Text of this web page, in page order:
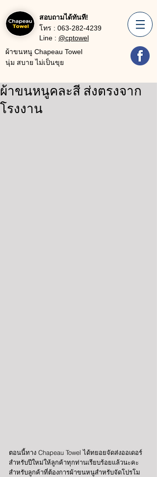
สอบถามได้ทันที!
โทร : 063-282-4239
Line : @cptowel
ผ้าขนหนู Chapeau Towel
นุ่ม สบาย ไม่เป็นขุย
ผ้าขนหนูคละสี ส่งตรงจาก
โรงงาน
ตอนนี้ทาง Chapeau Towel ได้ทยอยจัดส่งออเดอร์
สำหรับปีใหม่ให้ลูกค้าทุกท่านเรียบร้อยแล้วนะคะ
สำหรับลูกค้าที่ต้องการผ้าขนหนูสำหรับจัดโปรโม